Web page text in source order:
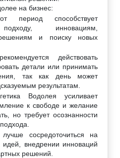
на бизнес:
период способствует
инновациям,
и поиску новых
действовать
детали или принимать
так как день может
результатам.
Водолея усиливает
к свободе и желание
но требует осознанности
сосредоточиться на
идей, внедрении инноваций
решений.